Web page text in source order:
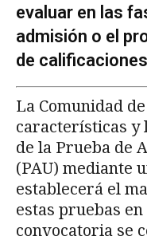
evaluar en las
admisión o el
de calificaciones
La Comunidad
características
de la Prueba de
(PAU) mediante
establecerá el
estas pruebas
convocatoria se